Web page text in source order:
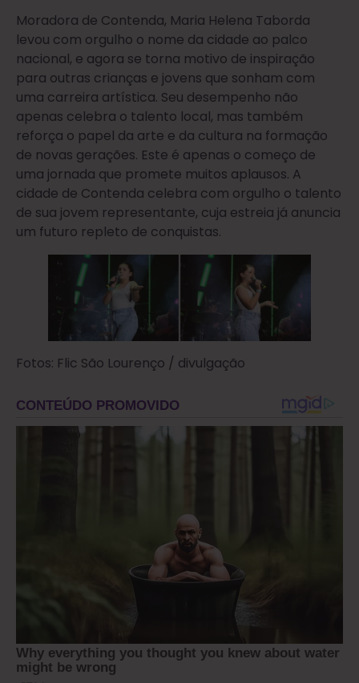
Moradora de Contenda, Maria Helena Taborda
levou com orgulho o nome da cidade ao palco
nacional, e agora se torna motivo de inspiração
para outras crianças e jovens que sonham com
uma carreira artística. Seu desempenho não
apenas celebra o talento local, mas também
reforça o papel da arte e da cultura na formação
de novas gerações. Este é apenas o começo de
uma jornada que promete muitos aplausos. A
cidade de Contenda celebra com orgulho o talento
de sua jovem representante, cuja estreia já anuncia
um futuro repleto de conquistas.
Fotos: Flic São Lourenço / divulgação